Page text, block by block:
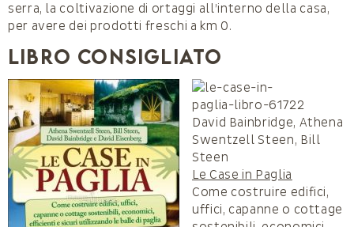
serra, la coltivazione di ortaggi all’interno della casa,
per avere dei prodotti freschi a km 0.
LIBRO CONSIGLIATO
David Bainbridge, Athena
Swentzell Steen, Bill
Steen
Le Case in Paglia
Come costruire edifici,
uffici, capanne o cottage